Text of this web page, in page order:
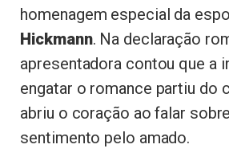
homenagem especial da
Hickmann. Na declaração
apresentadora contou que a
engatar o romance partiu do
abriu o coração ao falar
sentimento pelo amado.